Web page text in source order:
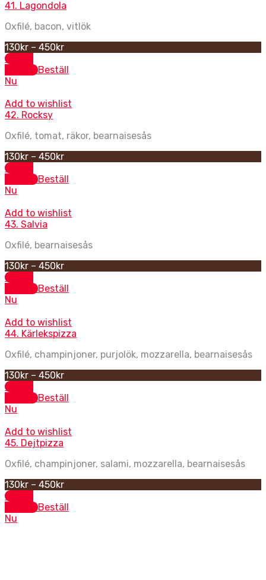
41. Lagondola
Oxfilé, bacon, vitlök
130kr – 450kr
Select
optionsBeställ
Nu
Add to wishlist
42. Rocksy
Oxfilé, tomat, räkor, bearnaisesås
130kr – 450kr
Select
optionsBeställ
Nu
Add to wishlist
43. Salvia
Oxfilé, bearnaisesås
130kr – 450kr
Select
optionsBeställ
Nu
Add to wishlist
44. Kärlekspizza
Oxfilé, champinjoner, purjolök, mozzarella, bearnaisesås
130kr – 450kr
Select
optionsBeställ
Nu
Add to wishlist
45. Dejtpizza
Oxfilé, champinjoner, salami, mozzarella, bearnaisesås
130kr – 450kr
Select
optionsBeställ
Nu